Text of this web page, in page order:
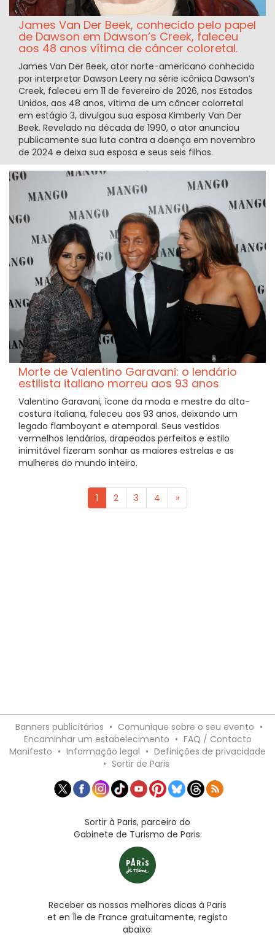
James Van Der Beek, conhecido pelo papel
de Dawson em Dawson’s Creek, faleceu
aos 48 anos vítima de câncer coloretal.
James Van Der Beek, ator norte-americano conhecido
por interpretar Dawson Leery na série icônica Dawson’s
Creek, faleceu em 11 de fevereiro de 2026, nos Estados
Unidos, aos 48 anos, vítima de um câncer colorretal
em estágio 3, divulgou sua esposa Kimberly Van Der
Beek. Revelado na década de 1990, o ator anunciou
publicamente sua luta contra a doença em novembro
de 2024 e deixa sua esposa e seus seis filhos.
Morte de Valentino Garavani: o lendário
estilista italiano morreu aos 93 anos
Valentino Garavani, ícone da moda e mestre da alta-
costura italiana, faleceu aos 93 anos, deixando um
legado flamboyant e atemporal. Seus vestidos
vermelhos lendários, drapeados perfeitos e estilo
inimitável fizeram sonhar as maiores estrelas e as
mulheres do mundo inteiro.
1 2 3 4 »
Banners publicitários • Comunique sobre o seu evento •
Encaminhar um estabelecimento • FAQ / Contacto
Manifesto • Informação legal • Definições de privacidade
• Sortir de Paris
Sortir à Paris, parceiro do
Gabinete de Turismo de Paris:
Receber as nossas melhores dicas à Paris
et en Île de France gratuitamente, registo
abaixo: